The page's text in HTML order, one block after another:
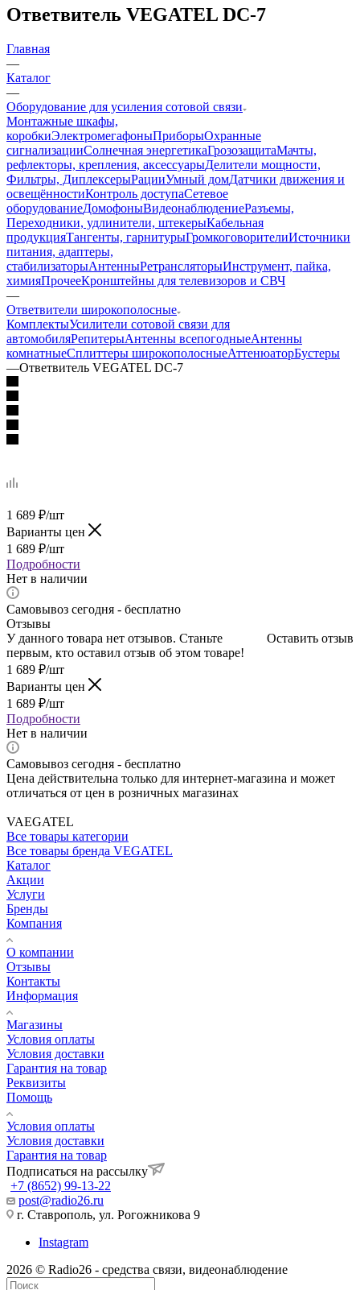
Ответвитель VEGATEL DC-7
Главная
—
Каталог
—
Оборудование для усиления сотовой связи
Монтажные шкафы,
коробкиЭлектромегафоныПриборыОхранные
сигнализацииСолнечная энергетикаГрозозащитаМачты,
рефлекторы, крепления, аксессуарыДелители мощности,
Фильтры, ДиплексерыРацииУмный домДатчики движения и
освещённостиКонтроль доступаСетевое
оборудованиеДомофоныВидеонаблюдениеРазъемы,
Переходники, удлинители, штекерыКабельная
продукцияТангенты, гарнитурыГромкоговорителиИсточники
питания, адаптеры,
стабилизаторыАнтенныРетрансляторыИнструмент, пайка,
химияПрочееКронштейны для телевизоров и СВЧ
—
Ответвители широкополосные
КомплектыУсилители сотовой связи для
автомобиляРепитерыАнтенны всепогодныеАнтенны
комнатныеСплиттеры широкополосныеАттенюаторБустеры
—Ответвитель VEGATEL DC-7
1 689 ₽/шт
Варианты цен
1 689 ₽/шт
Подробности
Нет в наличии
Самовывоз сегодня - бесплатно
Отзывы
Оставить отзыв
У данного товара нет отзывов. Станьте
первым, кто оставил отзыв об этом товаре!
1 689 ₽/шт
Варианты цен
1 689 ₽/шт
Подробности
Нет в наличии
Самовывоз сегодня - бесплатно
Цена действительна только для интернет-магазина и может
отличаться от цен в розничных магазинах
VAEGATEL
Все товары категории
Все товары бренда VEGATEL
Каталог
Акции
Услуги
Бренды
Компания
О компании
Отзывы
Контакты
Информация
Магазины
Условия оплаты
Условия доставки
Гарантия на товар
Реквизиты
Помощь
Условия оплаты
Условия доставки
Гарантия на товар
Подписаться на рассылку
+7 (8652) 99-13-22
post@radio26.ru
г. Ставрополь, ул. Рогожникова 9
Instagram
2026 © Radio26 - средства связи, видеонаблюдение